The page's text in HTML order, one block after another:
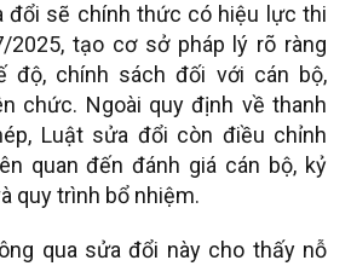
đổi sẽ chính thức có hiệu lực thi
2025, tạo cơ sở pháp lý rõ ràng
độ, chính sách đối với cán bộ,
chức. Ngoài quy định về thanh
Luật sửa đổi còn điều chỉnh
quan đến đánh giá cán bộ, kỷ
quy trình bổ nhiệm.
qua sửa đổi này cho thấy nỗ